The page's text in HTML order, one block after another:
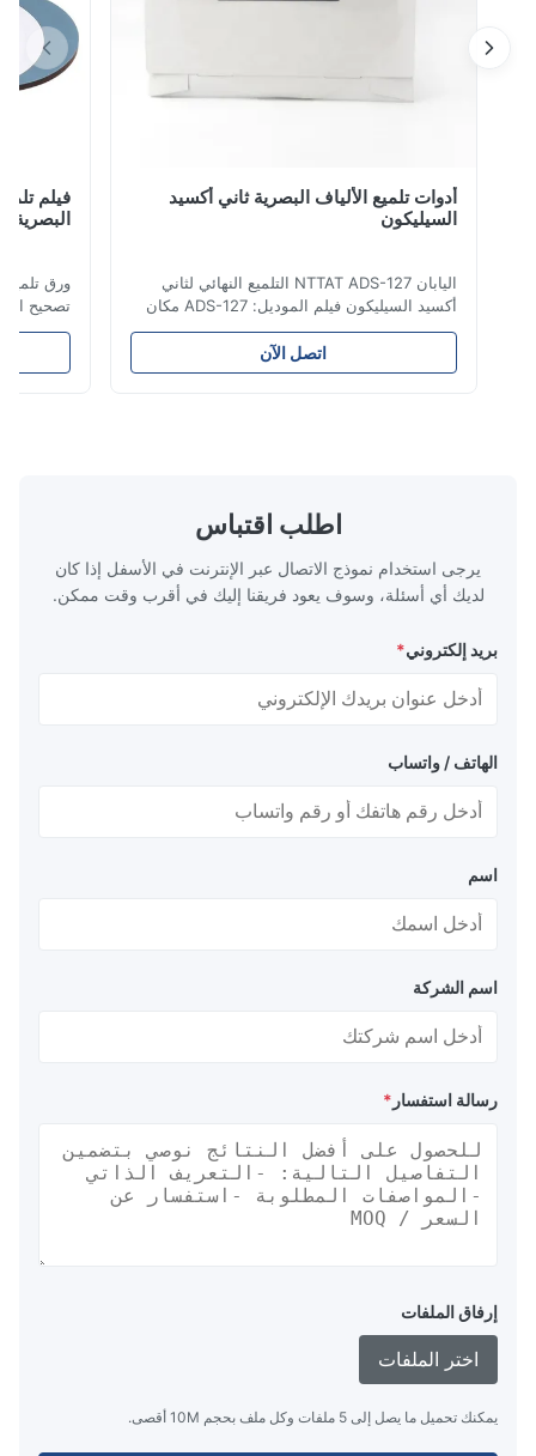
أدوات تلميع الألياف البصرية ثاني أكسيد
السيليكون
اليابان NTTAT ADS-127 التلميع النهائي لثاني
أكسيد السيليكون فيلم الموديل: ADS-127 مكان
المنشأ:اليابان تفصيل سريع ● رش الجسيمات
بالتساوي على السطح المطلي ● كثافة ومرونة
جيدة ، ومناسبة للتلميع على جوانب مختلفة ●
اتصل الآن
فيلم تلميع
البصرية اللف
ورق تلميع
تصحيح الألياف
المنتج
اطلب اقتباس
يرجى استخدام نموذج الاتصال عبر الإنترنت في الأسفل إذا كان
لديك أي أسئلة، وسوف يعود فريقنا إليك في أقرب وقت ممكن.
بريد إلكتروني*
الهاتف / واتساب
اسم الشركة
رسالة استفسار*
إرفاق الملفات
اختر الملفات
يمكنك تحميل ما يصل إلى 5 ملفات وكل ملف بحجم 10M أقصى.